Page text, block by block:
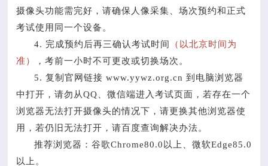
摄像头功能需完好，请确保人像采集、场次预约和正式
考试使用同一个设备。
4. 完成预约后再三确认考试时间
（以北京时间为
准）
，考前一小时不可更改或切换场次。
5. 复制官网链接 www.yywz.org.cn 到电脑浏览器
中打开，请勿从QQ、微信端进入考试页面，若存在一个
浏览器无法打开摄像头的情况下，请更换其他浏览器使
用，若仍旧无法打开，请百度查询解决办法。
推荐浏览器：谷歌Chrome80.0以上、微软Edge85.0
以上。